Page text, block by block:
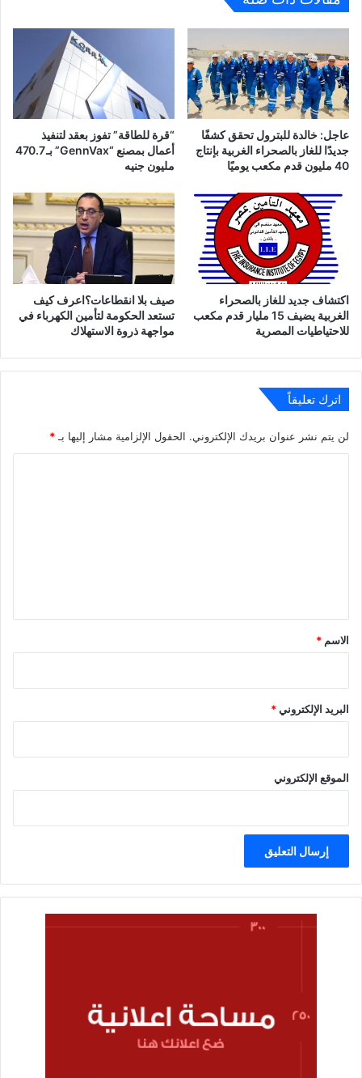
عاجل: خالدة للبترول تحقق كشفًا
جديدًا للغاز بالصحراء الغربية بإنتاج
40 مليون قدم مكعب يوميًا
“قرة للطاقة” تفوز بعقد لتنفيذ
أعمال بمصنع “GennVax” بـ 470.7
مليون جنيه
اكتشاف جديد للغاز بالصحراء
الغربية يضيف 15 مليار قدم مكعب
للاحتياطيات المصرية
صيف بلا انقطاعات؟اعرف كيف
تستعد الحكومة لتأمين الكهرباء في
مواجهة ذروة الاستهلاك
اترك تعليقاً
لن يتم نشر عنوان بريدك الإلكتروني. الحقول الإلزامية مشار إليها بـ*
*
الاسم *
البريد الإلكتروني*
الموقع الإلكتروني